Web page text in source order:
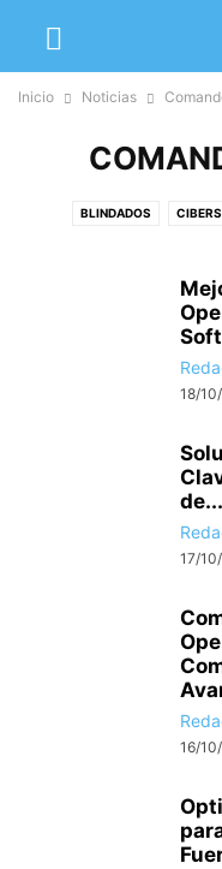
Inicio Noticias
BLINDADOS
18/
de...
17/
16/